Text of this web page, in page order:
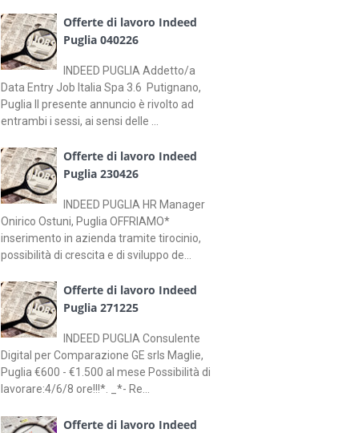
Offerte di lavoro Indeed
Puglia 040226
INDEED PUGLIA Addetto/a
Data Entry Job Italia Spa 3.6 Putignano,
Puglia Il presente annuncio è rivolto ad
entrambi i sessi, ai sensi delle ...
Offerte di lavoro Indeed
Puglia 230426
INDEED PUGLIA HR Manager
Onirico Ostuni, Puglia OFFRIAMO*
inserimento in azienda tramite tirocinio,
possibilità di crescita e di sviluppo de...
Offerte di lavoro Indeed
Puglia 271225
INDEED PUGLIA Consulente
Digital per Comparazione GE srls Maglie,
Puglia €600 - €1.500 al mese Possibilità di
lavorare:4/6/8 ore!!!*. _*- Re...
Offerte di lavoro Indeed